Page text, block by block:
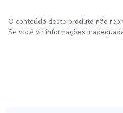
O conteúdo deste produto não
Se você vir informações